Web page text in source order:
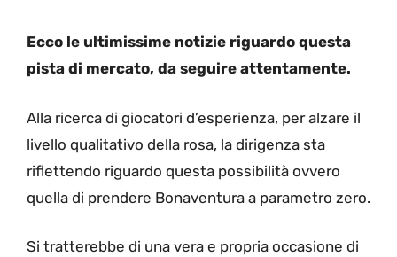
Ecco le ultimissime notizie riguardo questa
pista di mercato, da seguire attentamente.
Alla ricerca di giocatori d’esperienza, per alzare il
livello qualitativo della rosa, la dirigenza sta
riflettendo riguardo questa possibilità ovvero
quella di prendere Bonaventura a parametro zero.
Si tratterebbe di una vera e propria occasione di